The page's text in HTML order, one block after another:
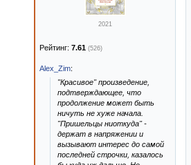
2021
Рейтинг: 7.61 (526)
Alex_Zim:
"Красивое" произведение,
подтверждающее, что
продолжение может быть
ничуть не хуже начала.
"Пришельцы ниоткуда" -
держат в напряжении и
вызывают интерес до самой
последней строчки, казалось